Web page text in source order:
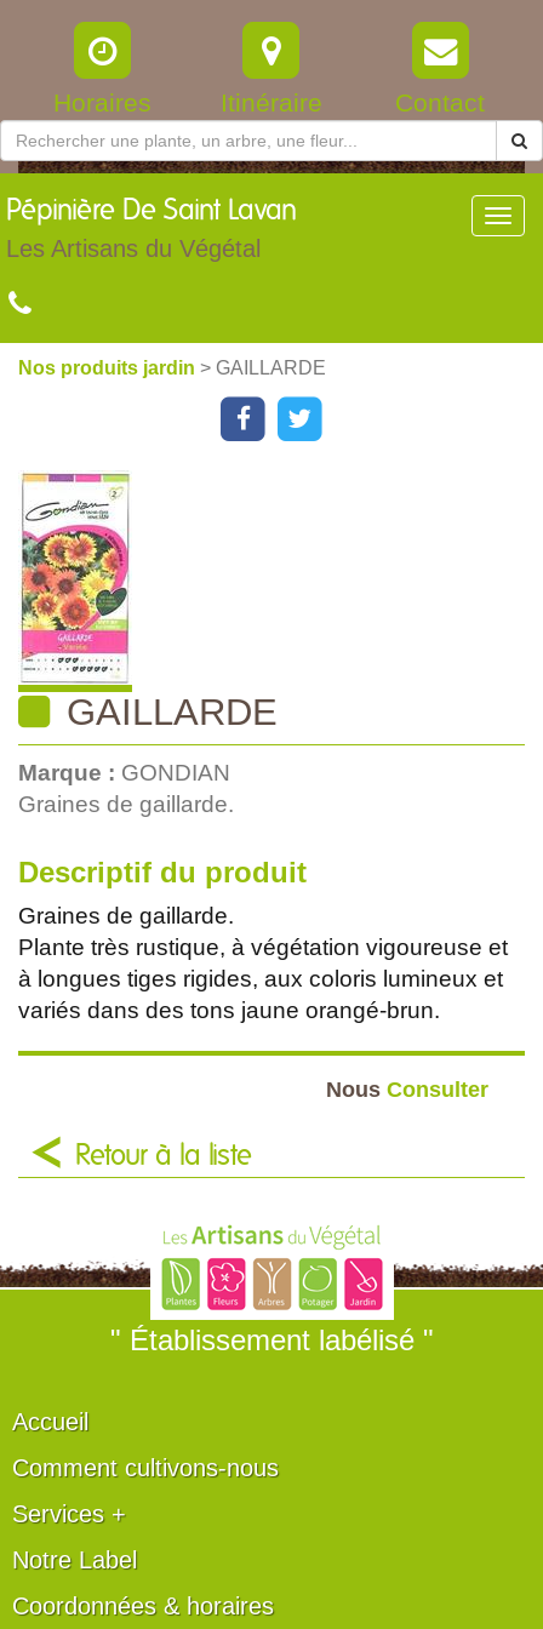
Horaires Itinéraire Contact
Pépinière De Saint Lavan
Les Artisans du Végétal
Nos produits jardin > GAILLARDE
GAILLARDE
Marque : GONDIAN
Graines de gaillarde.
Descriptif du produit
Graines de gaillarde.
Plante très rustique, à végétation vigoureuse et
à longues tiges rigides, aux coloris lumineux et
variés dans des tons jaune orangé-brun.
Nous Consulter
Retour à la liste
" Établissement labélisé "
Accueil
Comment cultivons-nous
Services +
Notre Label
Coordonnées & horaires